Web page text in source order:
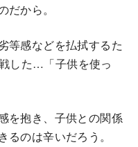
から。
等感などを払拭するた
した…「子供を使っ
を抱き、子供との関係
のは辛いだろう。